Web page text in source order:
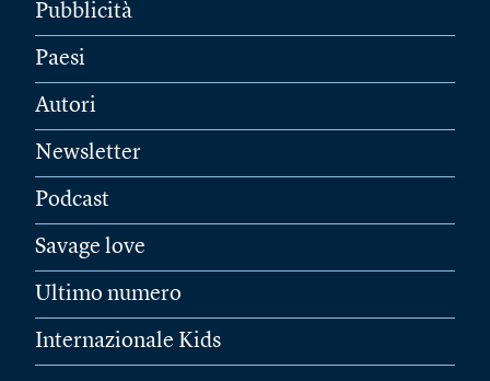
Pubblicità
Paesi
Autori
Newsletter
Podcast
Savage love
Ultimo numero
Internazionale Kids